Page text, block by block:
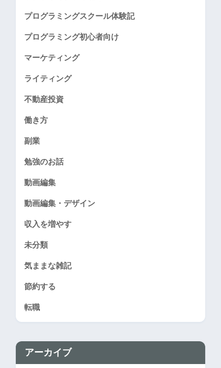
プログラミングスクール体験記
プログラミング初心者向け
マーケティング
ライティング
不動産投資
働き方
副業
勉強のお話
動画編集
動画編集・デザイン
収入を増やす
未分類
気ままな雑記
節約する
転職
アーカイブ